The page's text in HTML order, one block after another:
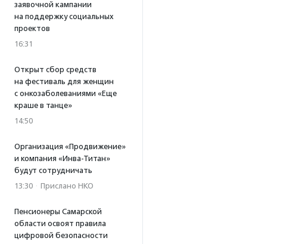
заявочной кампании
на поддержку социальных
проектов
16:31
Открыт сбор средств
на фестиваль для женщин
с онкозаболеваниями «Еще
краше в танце»
14:50
Организация «Продвижение»
и компания «Инва-Титан»
будут сотрудничать
13:30 · Прислано НКО
Пенсионеры Самарской
области освоят правила
цифровой безопасности